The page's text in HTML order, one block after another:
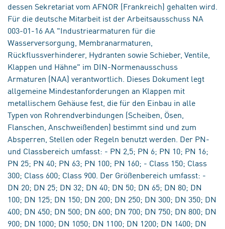
dessen Sekretariat vom AFNOR (Frankreich) gehalten wird.
Für die deutsche Mitarbeit ist der Arbeitsausschuss NA
003-01-16 AA "Industriearmaturen für die
Wasserversorgung, Membranarmaturen,
Rückflussverhinderer, Hydranten sowie Schieber, Ventile,
Klappen und Hähne" im DIN-Normenausschuss
Armaturen (NAA) verantwortlich. Dieses Dokument legt
allgemeine Mindestanforderungen an Klappen mit
metallischem Gehäuse fest, die für den Einbau in alle
Typen von Rohrendverbindungen (Scheiben, Ösen,
Flanschen, Anschweißenden) bestimmt sind und zum
Absperren, Stellen oder Regeln benutzt werden. Der PN-
und Classbereich umfasst: - PN 2,5; PN 6; PN 10; PN 16;
PN 25; PN 40; PN 63; PN 100; PN 160; - Class 150; Class
300; Class 600; Class 900. Der Größenbereich umfasst: -
DN 20; DN 25; DN 32; DN 40; DN 50; DN 65; DN 80; DN
100; DN 125; DN 150; DN 200; DN 250; DN 300; DN 350; DN
400; DN 450; DN 500; DN 600; DN 700; DN 750; DN 800; DN
900; DN 1000; DN 1050; DN 1100; DN 1200; DN 1400; DN